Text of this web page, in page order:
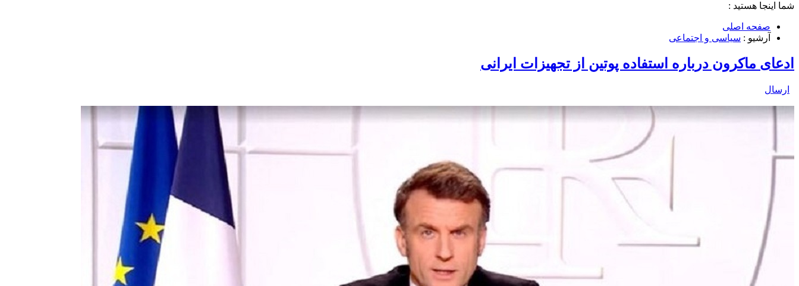
شما اینجا هستید :
صفحه اصلی
آرشیو : سیاسی و اجتماعی
ادعای ماکرون درباره استفاده پوتین از تجهیزات ایرانی
ارسال